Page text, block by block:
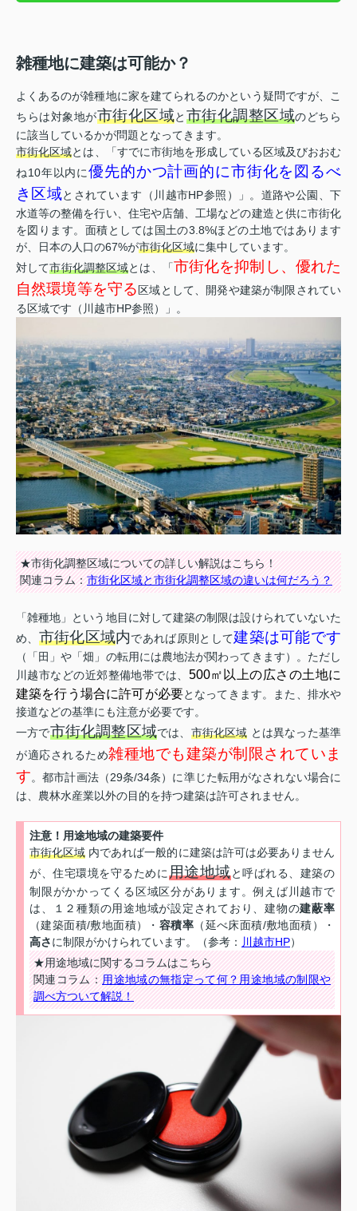
雑種地に建築は可能か？
よくあるのが雑種地に家を建てられるのかという疑問ですが、こ
ちらは対象地が市街化区域と 市街化調整区域のどちら
に該当しているかが問題となってきます。
市街化区域とは、「すでに市街地を形成している区域及びおおむ
ね10年以内に優先的かつ計画的に市街化を図るべ
き区域とされています（川越市HP参照）」。道路や公園、下
水道等の整備を行い、住宅や店舗、工場などの建造と供に市街化
を図ります。面積としては国土の3.8%ほどの土地ではあります
が、日本の人口の67%が市街化区域に集中しています。
対して市街化調整区域とは、「市街化を抑制し、優れた
自然環境等を守る区域として、開発や建築が制限されてい
る区域です（川越市HP参照）」。
★市街化調整区域についての詳しい解説はこちら！
関連コラム：市街化区域と市街化調整区域の違いは何だろう？
「雑種地」という地目に対して建築の制限は設けられていないた
め、 市街化区域内であれば原則として建築は可能です
（「田」や「畑」の転用には農地法が関わってきます）。ただし
川越市などの近郊整備地帯では、 500㎡以上の広さの土地に
建築を行う場合に許可が必要となってきます。また、排水や
接道などの基準にも注意が必要です。
一方で市街化調整区域では、 市街化区域 とは異なった基準
が適応されるため雑種地でも建築が制限されていま
す。都市計画法（29条/34条）に準じた転用がなされない場合に
は、農林水産業以外の目的を持つ建築は許可されません。
注意！用途地域の建築要件
市街化区域 内であれば一般的に建築は許可は必要ありません
が、住宅環境を守るために用途地域と呼ばれる、建築の
制限がかかってくる区域区分があります。例えば川越市で
は、１２種類の用途地域が設定されており、建物の建蔽率
（建築面積/敷地面積）・ 容積率 （延べ床面積/敷地面積）・
高さに制限がかけられています。（参考： 川越市HP）
★用途地域に関するコラムはこちら
関連コラム：用途地域の無指定って何？用途地域の制限や
調べ方ついて解説！